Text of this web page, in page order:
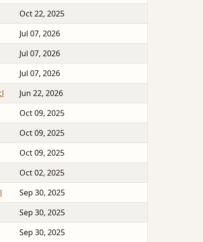
Oct 22, 2025
Jul 07, 2026
Jul 07, 2026
Jul 07, 2026
Jun 22, 2026
Oct 09, 2025
Oct 09, 2025
Oct 09, 2025
Oct 02, 2025
Sep 30, 2025
Sep 30, 2025
Sep 30, 2025